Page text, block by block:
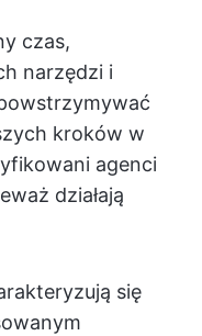
czas,
narzędzi i
kroków w
agenci
działają
się